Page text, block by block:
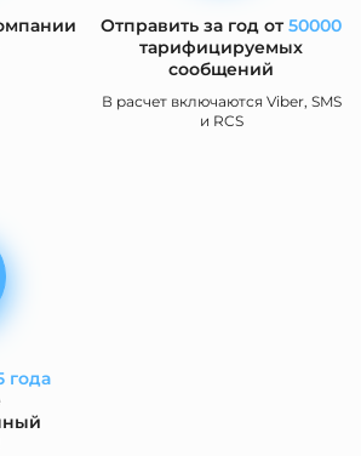
Отправить за год от50000
тарифицируемых
сообщений
В расчет включаются Viber, SMS
и RCS
года